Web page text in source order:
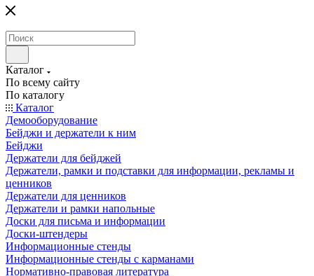
Каталог
По всему сайту
По каталогу
Каталог
Демооборудование
Бейджи и держатели к ним
Бейджи
Держатели для бейджей
Держатели, рамки и подставки для информации, рекламы и
ценников
Держатели для ценников
Держатели и рамки напольные
Доски для письма и информации
Доски-штендеры
Информационные стенды
Информационные стенды с карманами
Нормативно-правовая литература